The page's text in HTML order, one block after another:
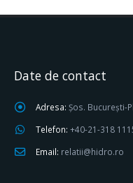
Date de contact
Adresa: Șos. București-
Telefon: +40-21-318
Email: relatii@hidro.ro